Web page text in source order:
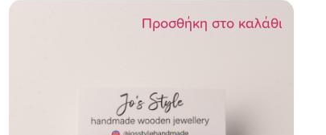
Προσθήκη στο καλάθι